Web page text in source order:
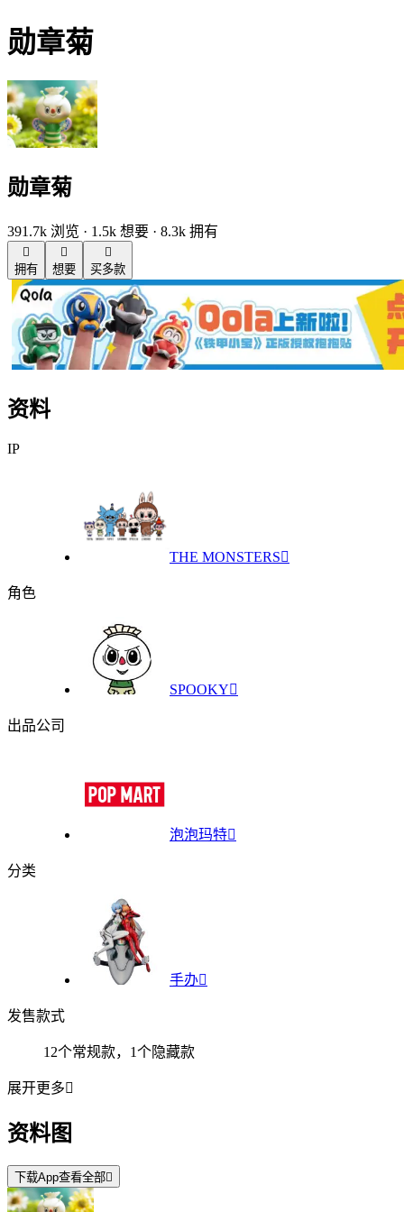
勋章菊
勋章菊
391.7k 浏览 · 1.5k 想要 · 8.3k 拥有

拥有

想要

买多款
资料
IP
THE MONSTERS
角色
SPOOKY
出品公司
泡泡玛特
分类
手办
发售款式
12个常规款，1个隐藏款
展开更多
资料图
下载App查看全部